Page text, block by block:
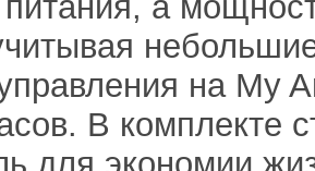
на My
В комплекте